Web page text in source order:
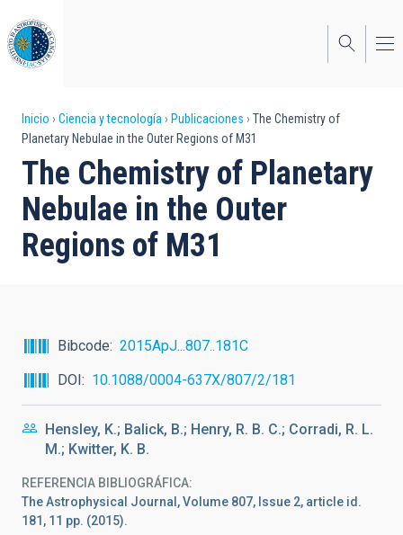
al
contenido
principal
Sobrescribir
enlaces
de
ayuda
a
Inicio Ciencia y tecnología Publicaciones
The Chemistry of
Planetary Nebulae in the Outer Regions of M31
The Chemistry of Planetary
Nebulae in the Outer
Regions of M31
Bibcode
2015ApJ...807..181C
DOI
10.1088/0004-637X/807/2/181
Hensley, K.; Balick, B.; Henry, R. B. C.; Corradi, R. L.
M.; Kwitter, K. B.
REFERENCIA BIBLIOGRÁFICA
The Astrophysical Journal, Volume 807, Issue 2, article id.
181, 11 pp. (2015).